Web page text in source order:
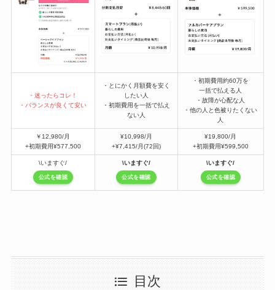
・迷ったらコレ！
・バランスが良くて安い
・とにかく月額費を安く
したい人
・初期費用を一括で払え
ない人
・初期費用約60万を
一括で払える人
・故障が心配な人
・他の人と色被りたくない
人
￥12,980/月
+初期費用¥577,500
¥10,998/月
+¥7,415/月(72回)
¥19,800/月
+初期費用¥599,500
\いますぐ/
公式を確認
\いますぐ/
公式を確認
\いますぐ/
公式を確認
目次